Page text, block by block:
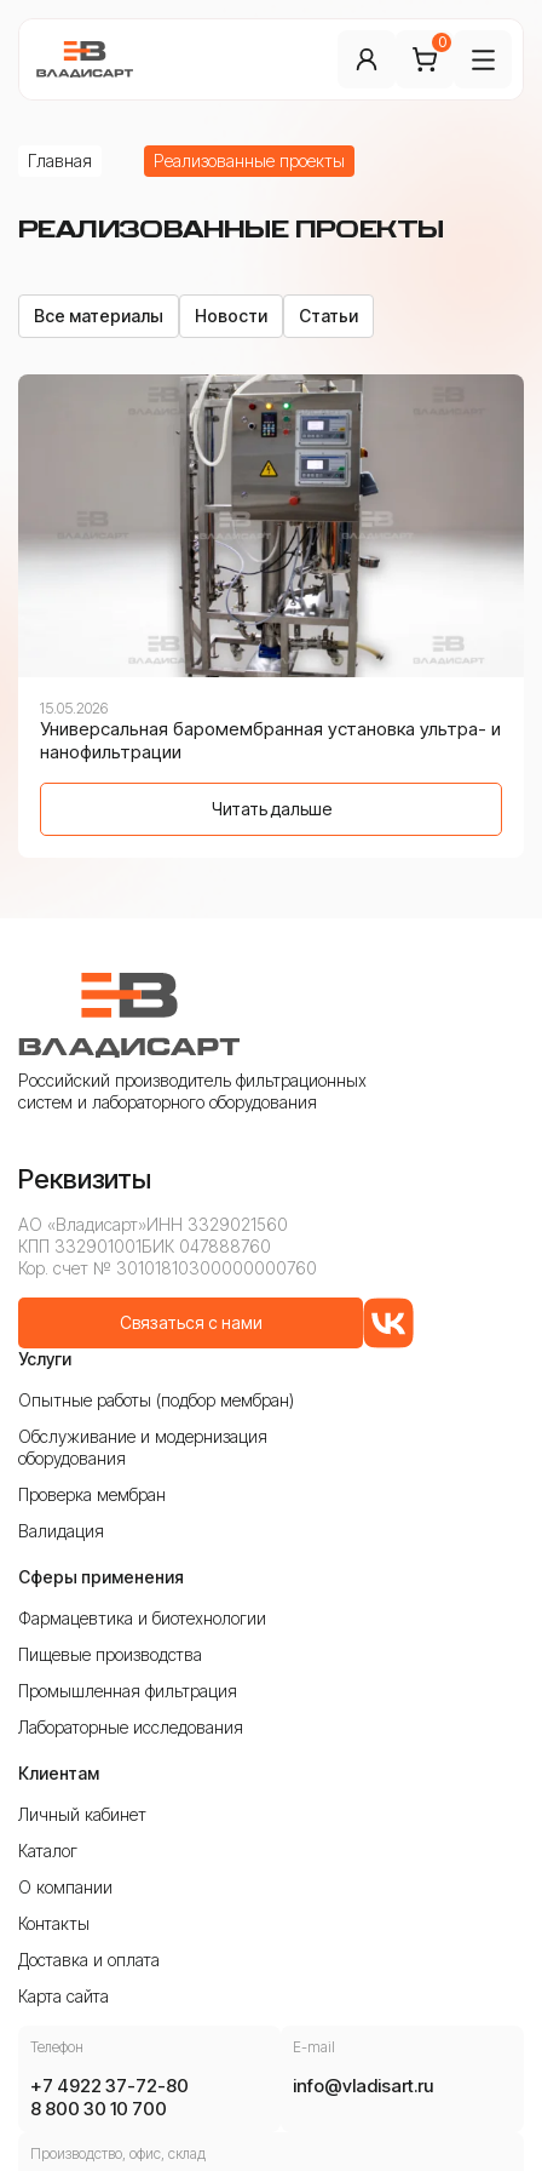
0
Главная Реализованные проекты
РЕАЛИЗОВАННЫЕ ПРОЕКТЫ
Все материалы Новости Статьи
15.05.2026
Универсальная баромембранная установка ультра- и
нанофильтрации
Читать дальше
Российский производитель фильтрационных
систем и лабораторного оборудования
Реквизиты
АО «Владисарт»ИНН 3329021560
КПП 332901001БИК 047888760
Кор. счет № 30101810300000000760
Связаться с нами
Услуги
Опытные работы (подбор мембран)
Обслуживание и модернизация
оборудования
Проверка мембран
Валидация
Сферы применения
Фармацевтика и биотехнологии
Пищевые производства
Промышленная фильтрация
Лабораторные исследования
Клиентам
Личный кабинет
Каталог
О компании
Контакты
Доставка и оплата
Карта сайта
Телефон
+7 4922 37-72-80
8 800 30 10 700
E-mail
info@vladisart.ru
Производство, офис, склад